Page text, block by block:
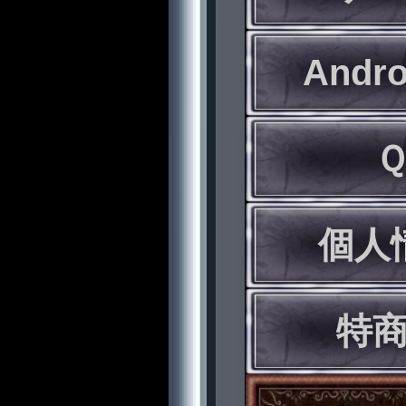
個人
特